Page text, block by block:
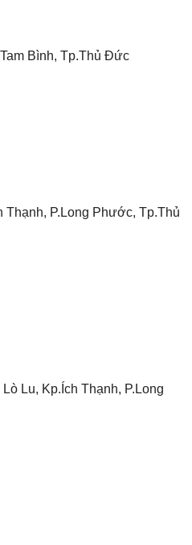
Bình, Tp.Thủ Đức
Thạnh, P.Long Phước, Tp.Thủ
Lu, Kp.Ích Thạnh, P.Long